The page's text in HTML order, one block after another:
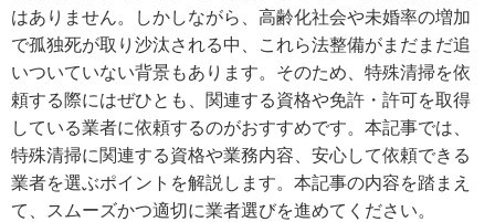
はありません。しかしながら、高齢化社会や未婚率の増加
で孤独死が取り沙汰される中、これら法整備がまだまだ追
いついていない背景もあります。そのため、特殊清掃を依
頼する際にはぜひとも、関連する資格や免許・許可を取得
している業者に依頼するのがおすすめです。本記事では、
特殊清掃に関連する資格や業務内容、安心して依頼できる
業者を選ぶポイントを解説します。本記事の内容を踏まえ
て、スムーズかつ適切に業者選びを進めてください。